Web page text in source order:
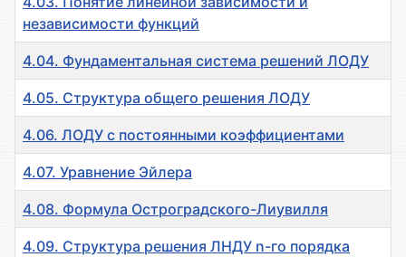
независимости функций
4.04. Фундаментальная система решений ЛОДУ
4.05. Cтруктура общего решения ЛОДУ
4.06. ЛОДУ c постоянными коэффициентами
4.07. Уравнение Эйлера
4.08. Формула Остроградского-Лиувилля
4.09. Cтруктура решения ЛНДУ n-го порядка